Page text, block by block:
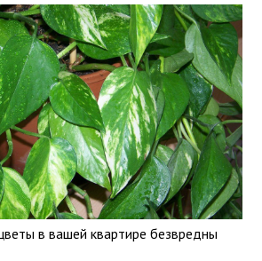
в вашей квартире безвредны